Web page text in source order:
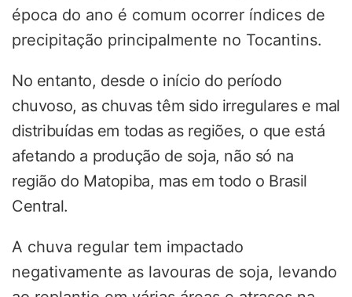
época do ano é comum ocorrer índices de
precipitação principalmente no Tocantins.
No entanto, desde o início do período
chuvoso, as chuvas têm sido irregulares e mal
distribuídas em todas as regiões, o que está
afetando a produção de soja, não só na
região do Matopiba, mas em todo o Brasil
Central.
A chuva regular tem impactado
negativamente as lavouras de soja, levando